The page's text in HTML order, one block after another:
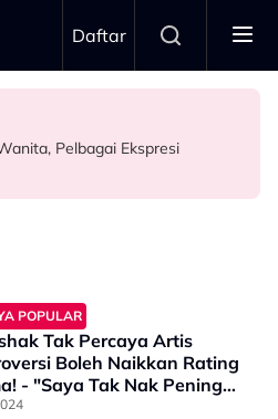
Daftar
Alfian Pertahan
Berhenti Menghukum
Pelbagai Ekspresi
Tampan, Aliff
Bergurau
Bercinta Dengan Artis Cantik
Main Perasaan Orang
POPULAR
Tak Percaya Artis
Boleh Naikkan Rating
- "Saya Tak Nak Pening